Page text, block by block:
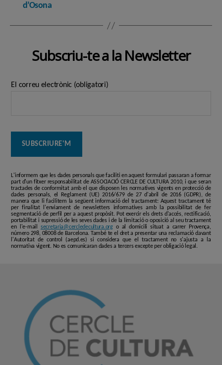
d’Osona
Subscriu-te a la Newsletter
El correu electrònic (obligatori)
L'informem que les dades personals que faciliti en aquest formulari passaran a formar
part d'un fitxer responsabilitat de ASSOCIACIÓ CERCLE DE CULTURA 2010, i que seran
tractades de conformitat amb el que disposen les normatives vigents en protecció de
dades personals, el Reglament (UE) 2016/679 de 27 d'abril de 2016 (GDPR), de
manera que li facilitem la següent informació del tractament: Aquest tractament té
per finalitat l'enviament de newsletters informatives amb la possibilitat de fer
segmentació de perfil per a aquest propòsit. Pot exercir els drets d'accés, rectificació,
portabilitat i supressió de les seves dades i de la limitació o oposició al seu tractament
en l'e-mail secretaria@cercledecultura.orgo al domicili situat a carrer Provença,
número 298, 08008 de Barcelona. També te el dret a presentar una reclamació davant
l'Autoritat de control (aepd.es) si considera que el tractament no s'ajusta a la
normativa vigent. No es comunicaran dades a tercers excepte per obligació legal.